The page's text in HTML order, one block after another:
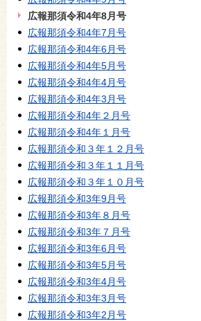
広報那須令和4年8月号
広報那須令和4年7月号
広報那須令和4年6月号
広報那須令和4年5月号
広報那須令和4年4月号
広報那須令和4年3月号
広報那須令和4年２月号
広報那須令和4年１月号
広報那須令和３年１２月号
広報那須令和３年１１月号
広報那須令和３年１０月号
広報那須令和3年9月号
広報那須令和3年８月号
広報那須令和3年７月号
広報那須令和3年6月号
広報那須令和3年5月号
広報那須令和3年4月号
広報那須令和3年3月号
広報那須令和3年2月号